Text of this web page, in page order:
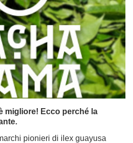
migliore! Ecco perché la
pionieri di ilex guayusa